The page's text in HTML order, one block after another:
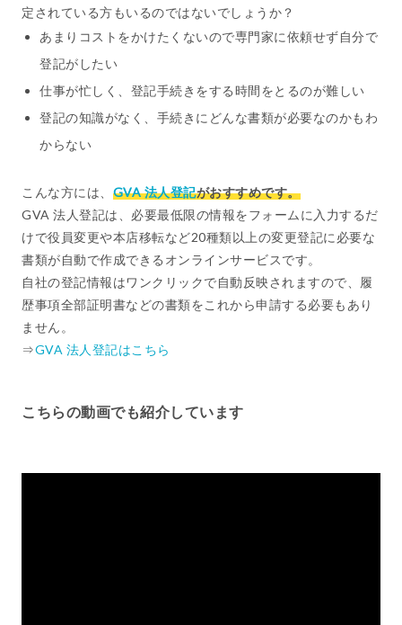
定されている方もいるのではないでしょうか？
あまりコストをかけたくないので専門家に依頼せず自分で
登記がしたい
仕事が忙しく、登記手続きをする時間をとるのが難しい
登記の知識がなく、手続きにどんな書類が必要なのかもわ
からない
こんな方には、 GVA 法人登記がおすすめです。
GVA 法人登記は、必要最低限の情報をフォームに入力するだ
けで役員変更や本店移転など20種類以上の変更登記に必要な
書類が自動で作成できるオンラインサービスです。
自社の登記情報はワンクリックで自動反映されますので、履
歴事項全部証明書などの書類をこれから申請する必要もあり
ません。
⇒GVA 法人登記はこちら
こちらの動画でも紹介しています